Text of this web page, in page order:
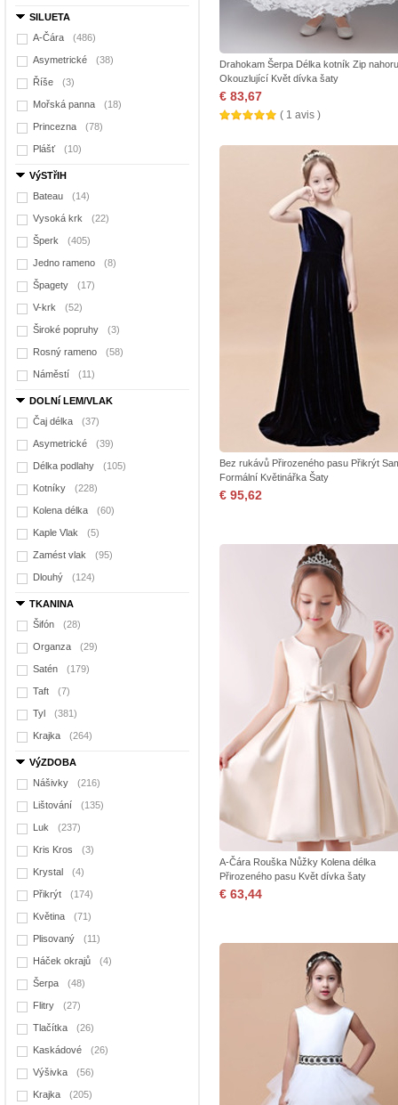
SILUETA
A-Čára
(486)
Asymetrické (38)
Říše (3)
Mořská panna (18)
Princezna (78)
Plášť (10)
VýSTřIH
Bateau
(14)
Vysoká krk (22)
Šperk (405)
Jedno rameno (8)
Špagety (17)
V-krk (52)
Široké popruhy (3)
Rosný rameno (58)
Náměstí (11)
DOLNí LEM/VLAK
Čaj délka
(37)
Asymetrické (39)
Délka podlahy (105)
Kotníky (228)
Kolena délka (60)
Kaple Vlak (5)
Zamést vlak (95)
Dlouhý (124)
TKANINA
Šifón
(28)
Organza (29)
Satén (179)
Taft (7)
Tyl (381)
Krajka (264)
VýZDOBA
Nášivky
(216)
Lištování (135)
Luk (237)
Kris Kros (3)
Krystal (4)
Přikrýt (174)
Květina (71)
Plisovaný (11)
Háček okrajů (4)
Šerpa (48)
Flitry (27)
Tlačítka (26)
Kaskádové (26)
Výšivka (56)
Krajka (205)
Drahokam Šerpa Délka kotník Zip nahoru
Okouzlující Květ dívka šaty
€ 83,67
( 1 avis )
Bez rukávů Přirozeného pasu Přikrýt
Formální Květinářka Šaty
€ 95,62
A-Čára Rouška Nůžky Kolena délka
Přirozeného pasu Květ dívka šaty
€ 63,44